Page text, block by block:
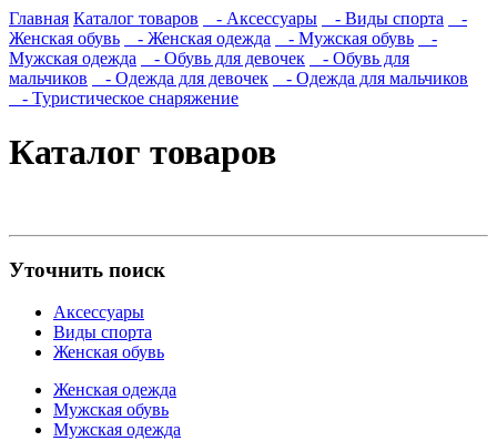
Главная Каталог товаров - Аксессуары - Виды спорта
-
Женская обувь
- Женская одежда - Мужская обувь
-
Мужская одежда
- Обувь для девочек
- Обувь для
мальчиков
- Одежда для девочек
- Одежда для мальчиков
- Туристическое снаряжение
Каталог товаров
Уточнить поиск
Аксессуары
Виды спорта
Женская обувь
Женская одежда
Мужская обувь
Мужская одежда